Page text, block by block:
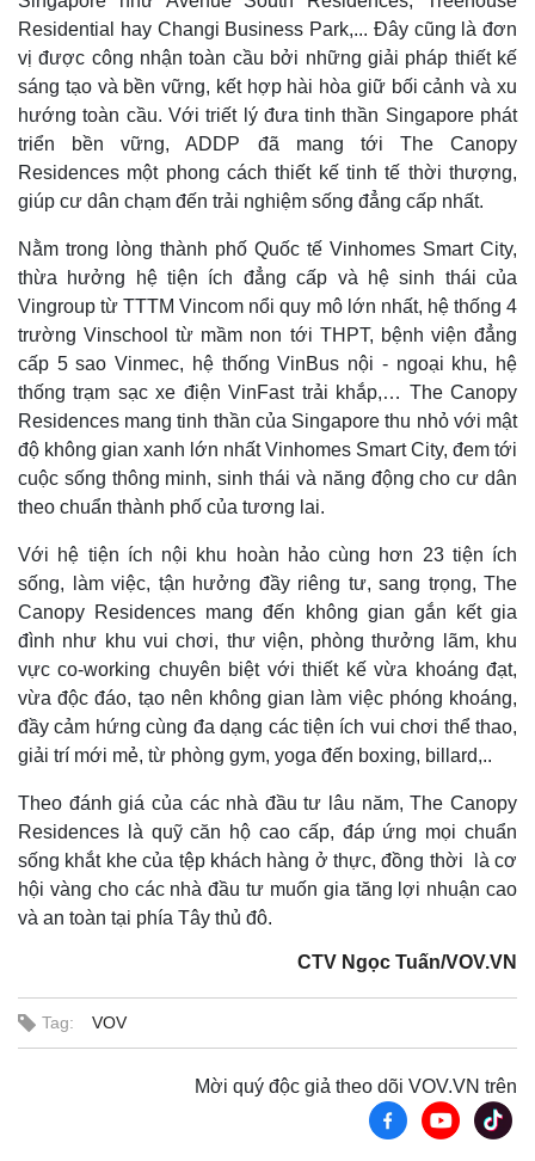
Thể thao
Bóng đá
Lịch thi đấu bóng đá
Thế giới thể thao
eSports
Hậu trường
Ô tô - Xe máy
Ô tô
Xe máy
Tư vấn
Residential hay Changi Business Park,... Đây cũng là đơn
vị được công nhận toàn cầu bởi những giải pháp thiết kế
sáng tạo và bền vững, kết hợp hài hòa giữ bối cảnh và xu
hướng toàn cầu. Với triết lý đưa tinh thần Singapore phát
triển bền vững, ADDP đã mang tới The Canopy
Residences một phong cách thiết kế tinh tế thời thượng,
giúp cư dân chạm đến trải nghiệm sống đẳng cấp nhất.
Nằm trong lòng thành phố Quốc tế Vinhomes Smart City,
thừa hưởng hệ tiện ích đẳng cấp và hệ sinh thái của
Vingroup từ TTTM Vincom nổi quy mô lớn nhất, hệ thống 4
trường Vinschool từ mầm non tới THPT, bệnh viện đẳng
cấp 5 sao Vinmec, hệ thống VinBus nội - ngoại khu, hệ
thống trạm sạc xe điện VinFast trải khắp,… The Canopy
Residences mang tinh thần của Singapore thu nhỏ với mật
độ không gian xanh lớn nhất Vinhomes Smart City, đem tới
cuộc sống thông minh, sinh thái và năng động cho cư dân
theo chuẩn thành phố của tương lai.
Với hệ tiện ích nội khu hoàn hảo cùng hơn 23 tiện ích
sống, làm việc, tận hưởng đầy riêng tư, sang trọng, The
Canopy Residences mang đến không gian gắn kết gia
đình như khu vui chơi, thư viện, phòng thưởng lãm, khu
vực co-working chuyên biệt với thiết kế vừa khoáng đạt,
vừa độc đáo, tạo nên không gian làm việc phóng khoáng,
đầy cảm hứng cùng đa dạng các tiện ích vui chơi thể thao,
giải trí mới mẻ, từ phòng gym, yoga đến boxing, billard,..
Theo đánh giá của các nhà đầu tư lâu năm, The Canopy
Residences là quỹ căn hộ cao cấp, đáp ứng mọi chuẩn
sống khắt khe của tệp khách hàng ở thực, đồng thời là cơ
hội vàng cho các nhà đầu tư muốn gia tăng lợi nhuận cao
và an toàn tại phía Tây thủ đô.
CTV Ngọc Tuấn/VOV.VN
Tag: VOV
Mời quý độc giả theo dõi VOV.VN trên